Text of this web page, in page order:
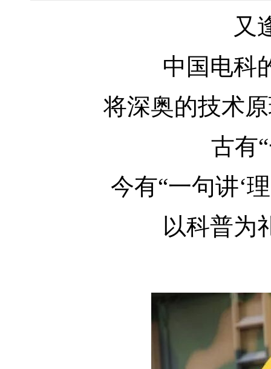
又
中国电科
将深奥的技术
古有
今有“一句讲‘
以科普为